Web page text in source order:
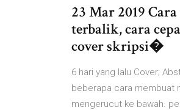
23 Mar 2019
terbalik, cara
cover skripsi�
6 hari yang lalu Cover;
beberapa cara membuat
mengerucut ke bawah.